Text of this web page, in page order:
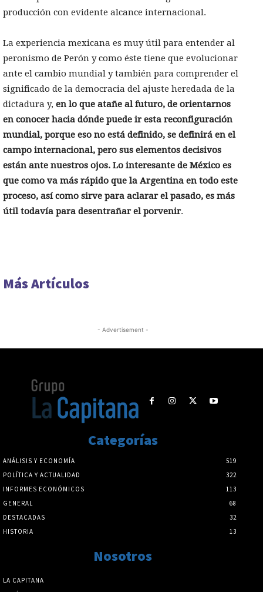
producción con evidente alcance internacional.
La experiencia mexicana es muy útil para entender al
peronismo de Perón y como éste tiene que evolucionar
ante el cambio mundial y también para comprender el
significado de la democracia del ajuste heredada de la
dictadura y, en lo que atañe al futuro, de orientarnos
en conocer hacia dónde puede ir esta reconfiguración
mundial, porque eso no está definido, se definirá en el
campo internacional, pero sus elementos decisivos
están ante nuestros ojos. Lo interesante de México es
que como va más rápido que la Argentina en todo este
proceso, así como sirve para aclarar el pasado, es más
útil todavía para desentrañar el porvenir.
Más Artículos
- Advertisement -
Categorías
ANÁLISIS Y ECONOMÍA
519
POLÍTICA Y ACTUALIDAD
322
INFORMES ECONÓMICOS
113
GENERAL
68
DESTACADAS
32
HISTORIA
13
Nosotros
LA CAPITANA